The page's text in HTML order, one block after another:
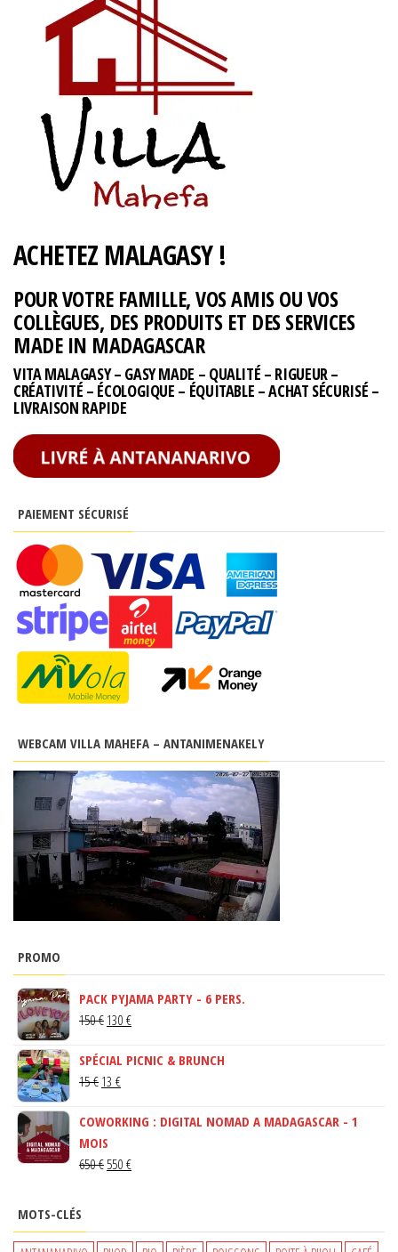
ACHETEZ MALAGASY !
POUR VOTRE FAMILLE, VOS AMIS OU VOS
COLLÈGUES, DES PRODUITS ET DES SERVICES
MADE IN MADAGASCAR
VITA MALAGASY – GASY MADE – QUALITÉ – RIGUEUR –
CRÉATIVITÉ – ÉCOLOGIQUE – ÉQUITABLE – ACHAT SÉCURISÉ –
LIVRAISON RAPIDE
PAIEMENT SÉCURISÉ
WEBCAM VILLA MAHEFA – ANTANIMENAKELY
PROMO
PACK PYJAMA PARTY - 6 PERS.
150€ LE
INITIAL
ÉTAIT :
130 €LE
ACTUEL
SPÉCIAL PICNIC & BRUNCH
15€ LE
INITIAL
ÉTAIT :
15 €.
13 €LE
ACTUEL
13 €.
COWORKING : DIGITAL NOMAD A MADAGASCAR - 1
MOIS
650€ LE
650 €.
550 €LE
550 €.
MOTS-CLÉS